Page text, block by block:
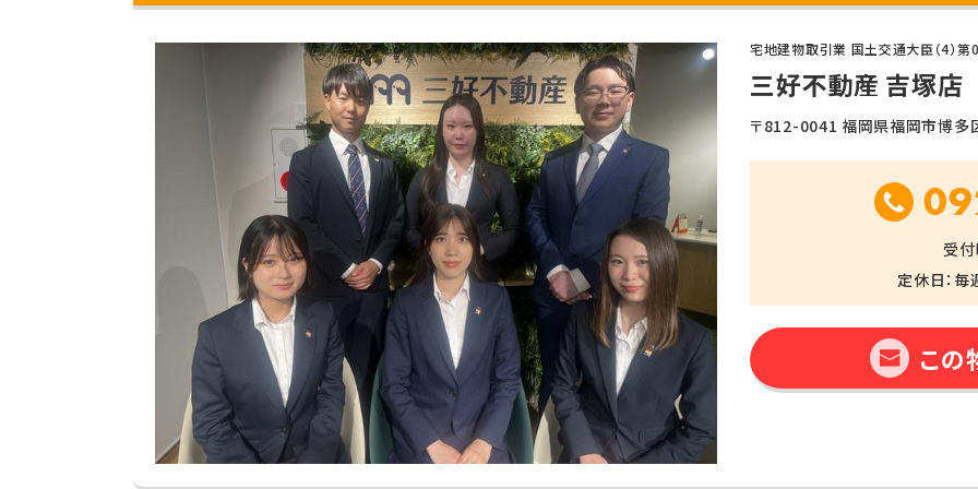
宅地建物取引業 国土交通大臣（4）
三好不動産 吉塚店
〒812-0041 福岡県福岡市博
受
定休日：毎
この